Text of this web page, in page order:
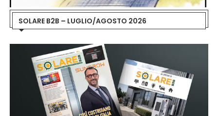
SOLARE B2B – LUGLIO/AGOSTO 2026